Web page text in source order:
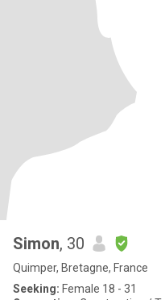
Simon, 30
Quimper, Bretagne, France
Seeking: Female 18 - 31